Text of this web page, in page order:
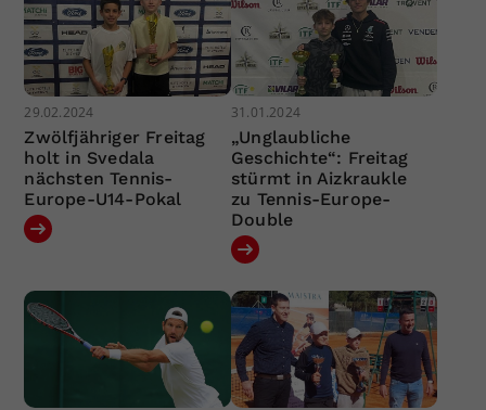
29.02.2024
Zwölfjähriger Freitag
holt in Svedala
nächsten Tennis-
Europe-U14-Pokal
31.01.2024
„Unglaubliche
Geschichte“: Freitag
stürmt in Aizkraukle
zu Tennis-Europe-
Double